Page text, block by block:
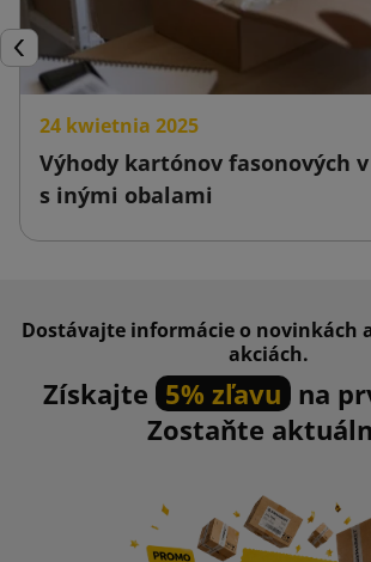
Späť
24 kwietnia 2025
Výhody kartónov fasonových
s inými obalami
Dostávajte informácie o novinkách
akciách.
Získajte 5% zľavu na
Zostaňte